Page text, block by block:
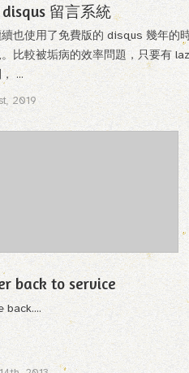
留言系統
也使用了免費版的 disqus 幾年的
比較被垢病的效率問題，只要有
...
2019
back to service
back....